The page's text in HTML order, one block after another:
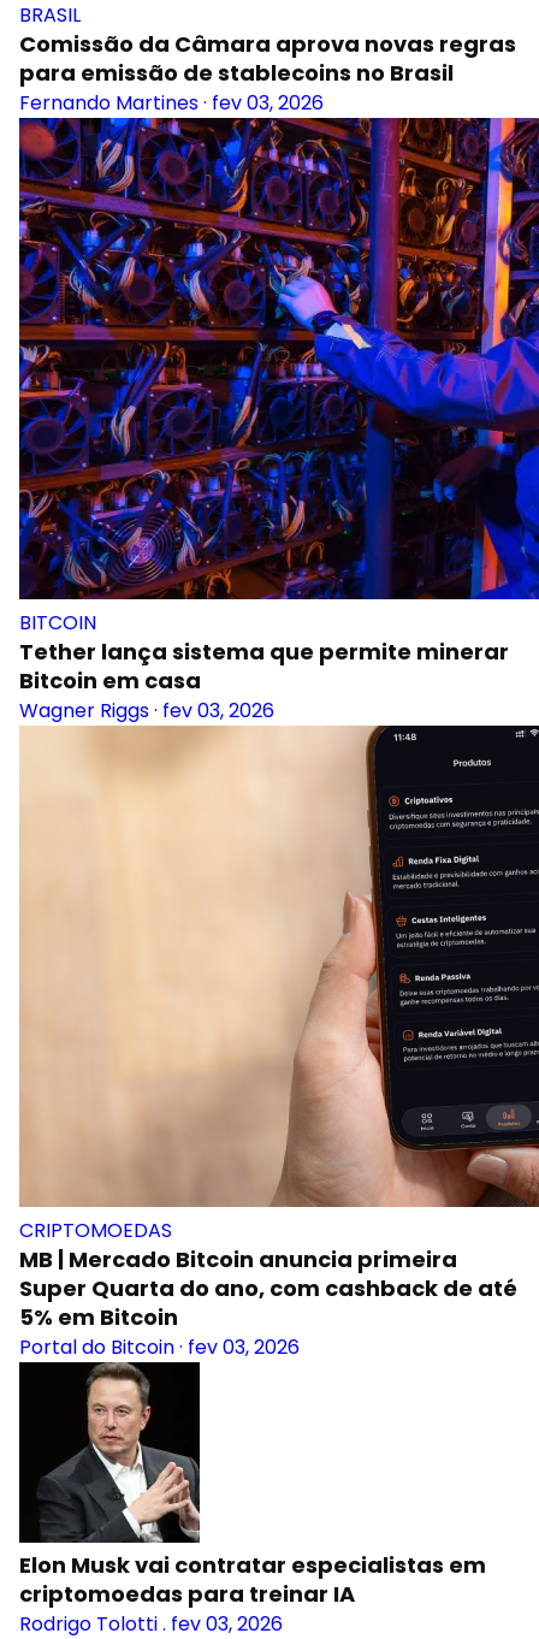
BRASIL
Comissão da Câmara aprova novas regras
para emissão de stablecoins no Brasil
Fernando Martines· fev 03, 2026
BITCOIN
Tether lança sistema que permite minerar
Bitcoin em casa
Wagner Riggs· fev 03, 2026
CRIPTOMOEDAS
MB | Mercado Bitcoin anuncia primeira
Super Quarta do ano, com cashback de até
5% em Bitcoin
Portal do Bitcoin· fev 03, 2026
Elon Musk vai contratar especialistas em
criptomoedas para treinar IA
Rodrigo Tolotti. fev 03, 2026